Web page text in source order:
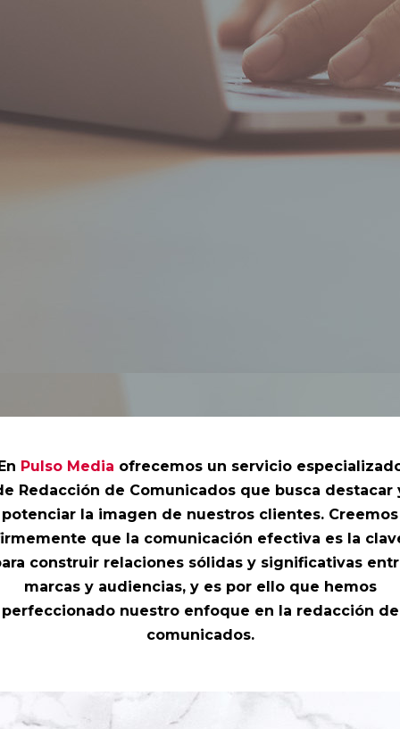
Pulso Media ofrecemos un servicio
Redacción de Comunicados que busca destacar
potenciar la imagen de nuestros clientes. Creemos
que la comunicación efectiva es la
construir relaciones sólidas y significativas
marcas y audiencias, y es por ello que hemos
perfeccionado nuestro enfoque en la redacción de
comunicados.